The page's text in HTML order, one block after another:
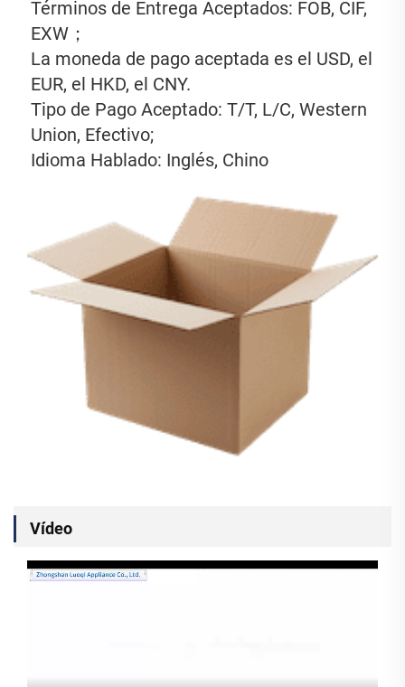
Términos de Entrega Aceptados: FOB, CIF,
EXW；
La moneda de pago aceptada es el USD, el
EUR, el HKD, el CNY.
Tipo de Pago Aceptado: T/T, L/C, Western
Union, Efectivo;
Idioma Hablado: Inglés, Chino
Vídeo